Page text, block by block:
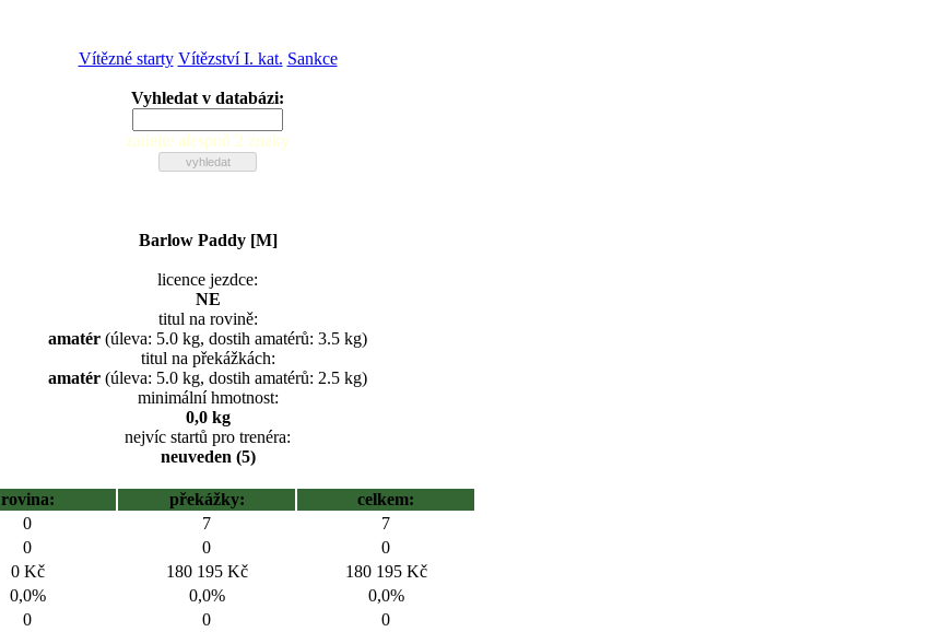
Vítězné starty Vítězství I. kat. Sankce
Vyhledat v databázi:
zadejte alespoň 2 znaky
Barlow Paddy [M]
licence jezdce:
NE
titul na rovině:
amatér (úleva: 5.0 kg, dostih amatérů: 3.5 kg)
titul na překážkách:
amatér (úleva: 5.0 kg, dostih amatérů: 2.5 kg)
minimální hmotnost:
0,0 kg
nejvíc startů pro trenéra:
neuveden (5)
rovina: překážky:
celkem:
0 7
7
0 0
0
0 Kč 180 195 Kč
180 195 Kč
0,0% 0,0%
0,0%
0 0 0